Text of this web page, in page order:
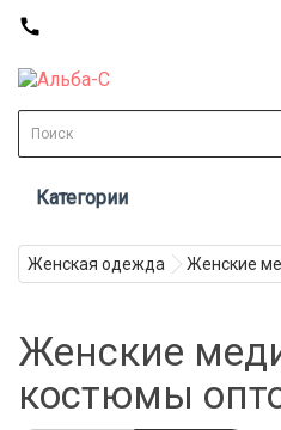
call
Категории
Женская одежда Женские
Женские
костюмы